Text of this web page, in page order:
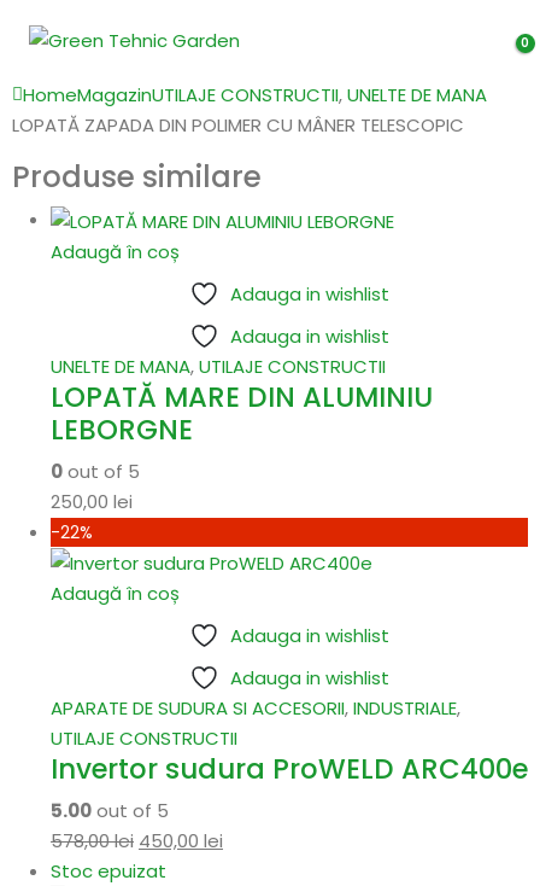
0
HomeMagazinUTILAJE CONSTRUCTII,UNELTE DE MANA
LOPATĂ ZAPADA DIN POLIMER CU MÂNER TELESCOPIC
Produse similare
Adaugă în coș
Adauga in wishlist
Adauga in wishlist
UNELTE DE MANA,UTILAJE CONSTRUCTII
LOPATĂ MARE DIN ALUMINIU
LEBORGNE
0out of 5
250,00 lei
-22%
Adaugă în coș
Adauga in wishlist
Adauga in wishlist
APARATE DE SUDURA SI ACCESORII,INDUSTRIALE,
UTILAJE CONSTRUCTII
Invertor sudura ProWELD ARC400e
5.00out of 5
578,00lei 450,00 lei
Stoc epuizat